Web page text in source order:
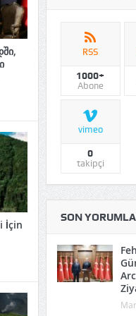
en küçüğü
Dünyanın En Küçük
İlk bakışta küçük bir...
İçin
RSS
1000+
Abone
vimeo
0
takipçi
SON